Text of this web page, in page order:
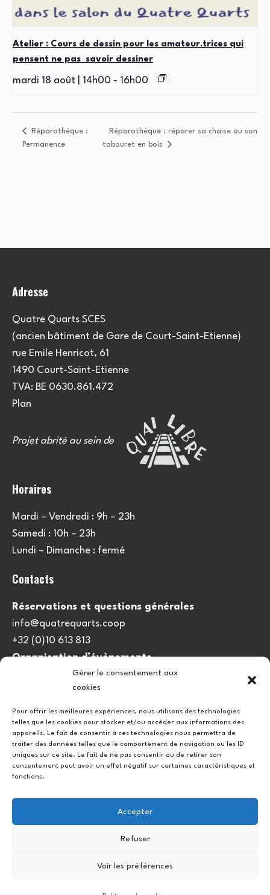
Gérer le consentement aux
cookies
Pour offrir les meilleures expériences, nous utilisons des technologies
telles que les cookies pour stocker et/ou accéder aux informations des
appareils. Le fait de consentir à ces technologies nous permettra de
traiter des données telles que le comportement de navigation ou les ID
uniques sur ce site. Le fait de ne pas consentir ou de retirer son
consentement peut avoir un effet négatif sur certaines caractéristiques et
fonctions.
Accepter
Refuser
Voir les préférences
Atelier : Cours de dessin pour les amateur.trices qui
pensent ne pas savoir dessiner
mardi 18 août | 14h00 - 16h00
Réparothèque :
Permanence
Réparothèque : réparer sa chaise ou son
tabouret en bois
Adresse
Quatre Quarts SCES
(ancien bâtiment de Gare de Court-Saint-Etienne)
rue Emile Henricot, 61
1490 Court-Saint-Etienne
TVA: BE 0630.861.472
Plan
Projet abrité au sein de
Horaires
Mardi – Vendredi : 9h – 23h
Samedi : 10h – 23h
Lundi – Dimanche : fermé
Contacts
Réservations et questions générales
info@quatrequarts.coop
+32 (0)10 613 813
Organisation d’évènements
viedulieu@quatrequarts.coop
Politique de cookies (UE)